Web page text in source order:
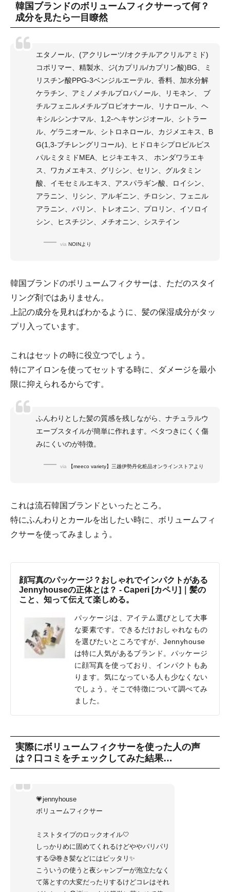
韓国ブランドのボリュームフィクサーって何？
成分を見たら一目瞭然
エタノール、(アクリレーツ/オクチルアクリルアミド)
コポリマー、精製水、ジ(カプリル/カプリン酸)BG、ミ
リスチン酸PPG-3ベンジルエーテル、香料、加水分解
ケラチン、アミノメチルプロパノール、リモネン、 ブ
チルフェニルメチルプロピオナール、リナロール、ヘ
キシルシンナマル、1,2-ヘキサンジオール、シトラー
ル、ゲラニオール、シトロネロール、カジメエキス、B
G(1,3-ブチレングリコール)、ヒドロキシプロピルビス
パルミタミドMEA、ヒジキエキス、 ホンダワラエキ
ス、ワカメエキス、グリシン、セリン、グルタミン
酸、イモセミルエキス、アスパラギン酸、ロイシン、
アラニン、リシン、アルギニン、チロシン、フェニル
アラニン、バリン、トレオニン、プロリン、イソロイ
シン、ヒスチジン、メチオニン、システイン
via NOINより
韓国ブランドのボリュームフィクサーは、ただのスタイ
リング剤ではありません。
上記の成分を見ればわかるように、髪の保湿成分がタッ
プリ入っています。
これはセットの時に役立つでしょう。
特にアイロンを使ってセットする時に、ダメージを最小
限に抑えられるからです。
ふんわりとした髪の質感を残しながら、ナチュラルウ
エーブスタイルが簡単に作れます。ベタつきにくく傷
みにくいのが特徴。
via 【meeco variety】三越伊勢丹化粧品オンラインストアより
これは流石韓国ブランドといったところ。
特にふんわりとカールを出したい時に、ボリュームフィ
クサーを使ってみましょう。
顔写真のパッケージ？おしゃれでインパクトがある
Jennyhouseの正体とは？ - Caperi [カペリ]｜髪の
こと、知って伝えて楽しめる。
パッケージは、アイテム選びとして大事
な要素です。できるだけおしゃれなもの
を選びたいところですが、Jennyhouse
は特に人気があるブランド。パッケージ
に顔写真を使っており、インパクトもあ
ります。気になっている人も少なくない
でしょう。そこで特徴について調べてみ
ました。
実際にボリュームフィクサーを使った人の声
は？口コミをチェックしてみた結果…
💗jennyhouse
ボリュームフィクサー
ミストタイプのロックオイル🤍
しっかりめに固めてくれるけどややパリパリ
する🥲巻き髪などにはピッタリ✨
こういうの使うと夜シャンプーが泡立たなく
て落とすの大変だったりするけどコレはそれ